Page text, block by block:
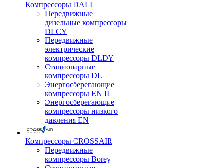
Компрессоры DALI
Передвижные
дизельные компрессоры
DLCY
Передвижные
электрические
компрессоры DLDY
Стационарные
компрессоры DL
Энергосберегающие
компрессоры EN II
Энергосберегающие
компрессоры низкого
давления EN
Компрессоры CROSSAIR
Передвижные
компрессоры Borey